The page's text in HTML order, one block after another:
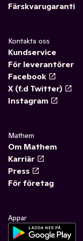
Färskvarugaranti
Kontakta oss
Kundservice
För leverantörer
Facebook
X (f.d Twitter)
Instagram
Mathem
Om Mathem
Karriär
Press
För företag
Appar